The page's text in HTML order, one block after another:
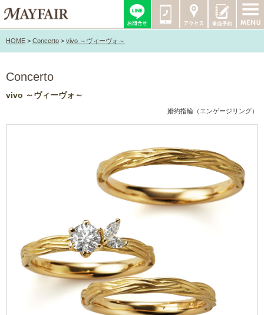
HOME > Concerto > vivo ～ヴィーヴォ～
Concerto
vivo ～ヴィーヴォ～
婚約指輪（エンゲージリング）